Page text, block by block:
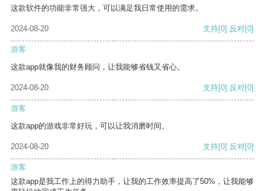
这款软件的功能非常强大，可以满足我日常使用的需求。
2024-08-20 支持[0] 反对[0]
游客
这款app就像我的财务顾问，让我能够省钱又省心。
2024-08-20 支持[0] 反对[0]
游客
这款app的游戏非常好玩，可以让我消磨时间。
2024-08-20 支持[0] 反对[0]
游客
这款app是我工作上的得力助手，让我的工作效率提高了50%，让我能够